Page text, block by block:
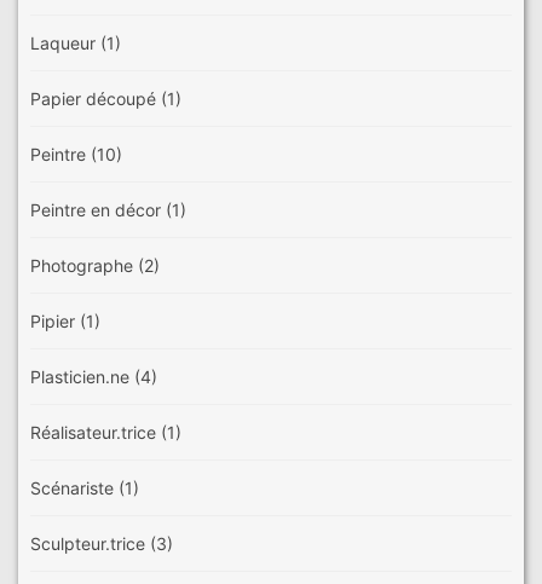
Laqueur (1)
Papier découpé (1)
Peintre (10)
Peintre en décor (1)
Photographe (2)
Pipier (1)
Plasticien.ne (4)
Réalisateur.trice (1)
Scénariste (1)
Sculpteur.trice (3)